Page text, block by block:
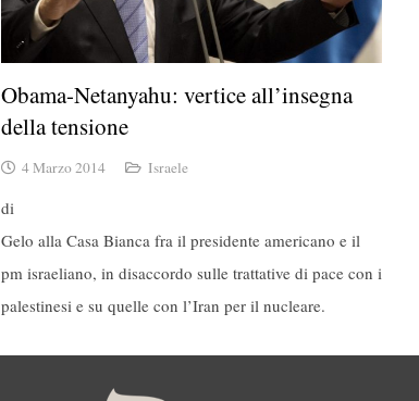
Obama-Netanyahu: vertice all’insegna
della tensione
4 Marzo 2014 Israele
di
Gelo alla Casa Bianca fra il presidente americano e il
pm israeliano, in disaccordo sulle trattative di pace con i
palestinesi e su quelle con l’Iran per il nucleare.